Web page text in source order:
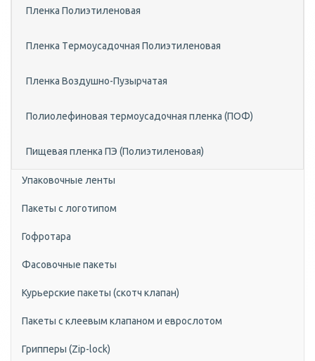
Пленка Полиэтиленовая
Пленка Tермоусадочная Полиэтиленовая
Пленка Воздушно-Пузырчатая
Полиолефиновая термоусадочная пленка (ПОФ)
Пищевая пленка ПЭ (Полиэтиленовая)
Упаковочные ленты
Пакеты с логотипом
Гофротара
Фасовочные пакеты
Курьерские пакеты (скотч клапан)
Пакеты с клеевым клапаном и еврослотом
Грипперы (Zip-lock)